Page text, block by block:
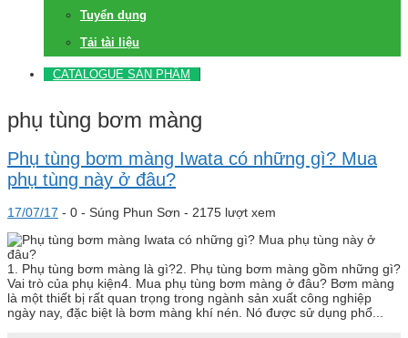
Tuyển dụng
Tải tài liệu
CATALOGUE SẢN PHẨM
phụ tùng bơm màng
Phụ tùng bơm màng Iwata có những gì? Mua
phụ tùng này ở đâu?
17/07/17 - 0 - Súng Phun Sơn - 2175 lượt xem
1. Phụ tùng bơm màng là gì?2. Phụ tùng bơm màng gồm những gì?
Vai trò của phụ kiện4. Mua phụ tùng bơm màng ở đâu? Bơm màng
là một thiết bị rất quan trọng trong ngành sản xuất công nghiệp
ngày nay, đặc biệt là bơm màng khí nén. Nó được sử dụng phổ...